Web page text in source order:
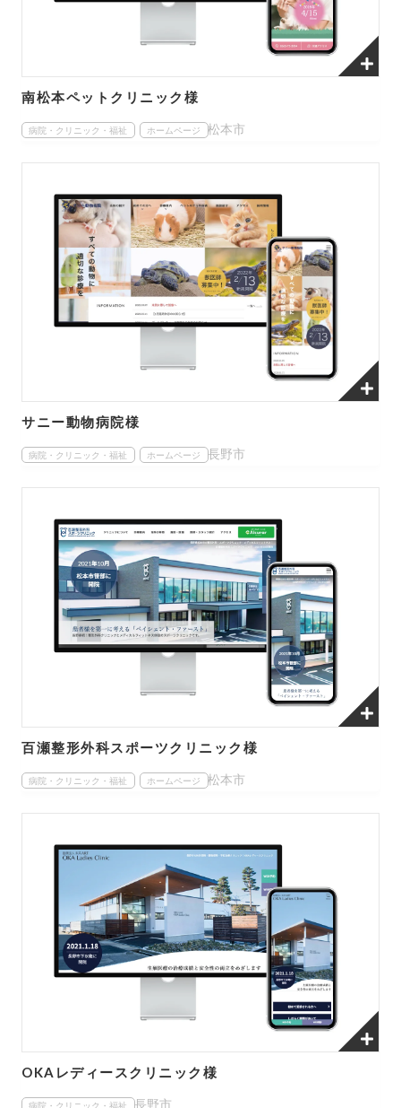
南松本ペットクリニック様
病院・クリニック・福祉 ホームページ 松本市
サニー動物病院様
病院・クリニック・福祉 ホームページ 長野市
百瀬整形外科スポーツクリニック様
病院・クリニック・福祉 ホームページ 松本市
OKAレディースクリニック様
病院・クリニック・福祉 長野市